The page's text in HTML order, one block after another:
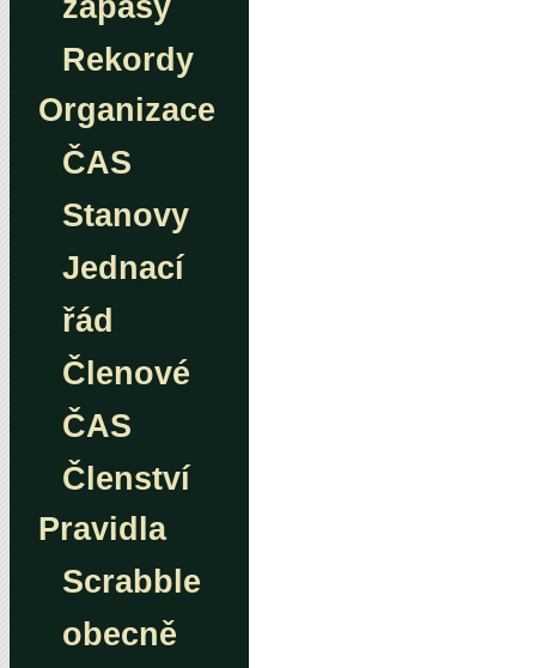
zápasy
Rekordy
Organizace
ČAS
Stanovy
Jednací
řád
Členové
ČAS
Členství
Pravidla
Scrabble
obecně